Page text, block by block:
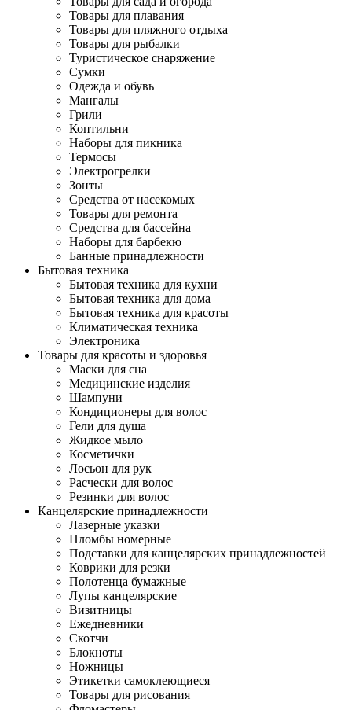
Товары для плавания
Товары для пляжного отдыха
Товары для рыбалки
Туристическое снаряжение
Сумки
Одежда и обувь
Мангалы
Грили
Коптильни
Наборы для пикника
Термосы
Электрогрелки
Зонты
Средства от насекомых
Товары для ремонта
Средства для бассейна
Наборы для барбекю
Банные принадлежности
Бытовая техника
Бытовая техника для кухни
Бытовая техника для дома
Бытовая техника для красоты
Климатическая техника
Электроника
Товары для красоты и здоровья
Маски для сна
Медицинские изделия
Шампуни
Кондиционеры для волос
Гели для душа
Жидкое мыло
Косметички
Лосьон для рук
Расчески для волос
Резинки для волос
Канцелярские принадлежности
Лазерные указки
Пломбы номерные
Подставки для канцелярских принадлежностей
Коврики для резки
Полотенца бумажные
Лупы канцелярские
Визитницы
Ежедневники
Скотчи
Блокноты
Ножницы
Этикетки самоклеющиеся
Товары для рисования